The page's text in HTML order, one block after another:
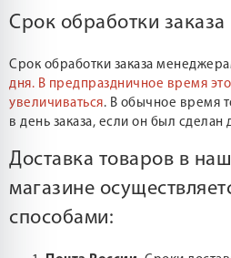
Срок обработки заказа
Срок обработки заказа
дня. В предпраздничное время
увеличиваться. В обычное время
в день заказа, если он был сделан
Доставка товаров в
магазине
способами: